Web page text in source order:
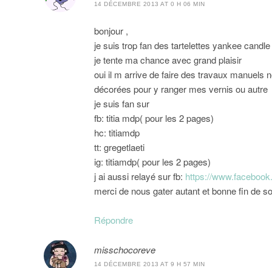
14 DÉCEMBRE 2013 AT 0 H 06 MIN
bonjour ,
je suis trop fan des tartelettes yankee candle
je tente ma chance avec grand plaisir
oui il m arrive de faire des travaux manuels
décorées pour y ranger mes vernis ou autre
je suis fan sur
fb: titia mdp( pour les 2 pages)
hc: titiamdp
tt: gregetlaeti
ig: titiamdp( pour les 2 pages)
j ai aussi relayé sur fb: https://
merci de nous gater autant et bonne fin de
Répondre
misschocoreve
14 DÉCEMBRE 2013 AT 9 H 57 MIN